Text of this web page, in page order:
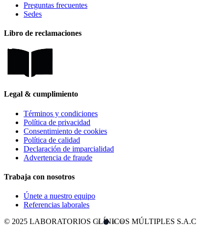
Preguntas frecuentes
Sedes
Libro de reclamaciones
Legal & cumplimiento
Términos y condiciones
Política de privacidad
Consentimiento de cookies
Política de calidad
Declaración de imparcialidad
Advertencia de fraude
Trabaja con nosotros
Únete a nuestro equipo
Referencias laborales
© 2025 LABORATORIOS CLÍNICOS MÚLTIPLES S.A.C